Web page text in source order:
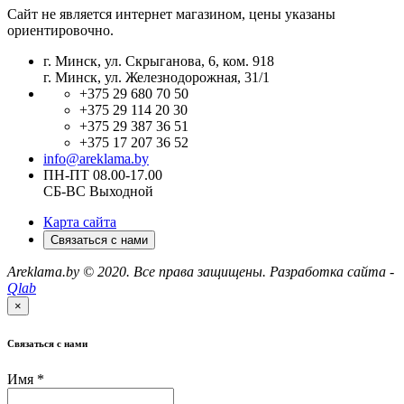
Сайт не является интернет магазином, цены указаны
ориентировочно.
г. Минск, ул. Скрыганова, 6, ком. 918
г. Минск, ул. Железнодорожная, 31/1
+375 29 680 70 50
+375 29 114 20 30
+375 29 387 36 51
+375 17 207 36 52
info@areklama.by
ПН-ПТ 08.00-17.00
СБ-ВС Выходной
Карта сайта
Связаться с нами
Areklama.by © 2020. Все права защищены. Разработка сайта -
Qlab
×
Связаться с нами
Имя *